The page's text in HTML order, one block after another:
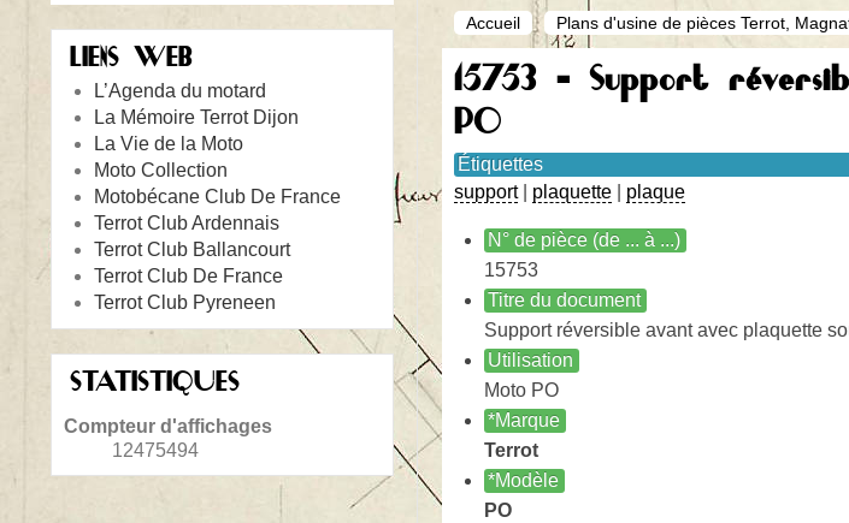
LIENS WEB
L’Agenda du motard
La Mémoire Terrot Dijon
La Vie de la Moto
Moto Collection
Motobécane Club De France
Terrot Club Ardennais
Terrot Club Ballancourt
Terrot Club De France
Terrot Club Pyreneen
STATISTIQUES
Compteur d'affichages
12475494
Accueil Plans d'usine de pièces Terrot,
15753 - Support
PO
Étiquettes
support| plaquette plaque
N° de pièce (de ... à ...)
15753
Titre du document
Support réversible avant avec plaquette
Utilisation
Moto PO
*Marque
Terrot
*Modèle
PO